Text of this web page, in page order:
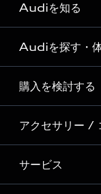
Audiを知る
Audi ブランド
Story of Progress
Audi Sport
Formula 1®
デジタルサービス
Audiを探す・
ディーラー検索
新車在庫検索
試乗車・展示車検
見積り依頼
購入を検討する
モデル一覧
特別仕様モデル /
e-tronラインアッ
アクセサリー /
純正アクセサリー
サービス